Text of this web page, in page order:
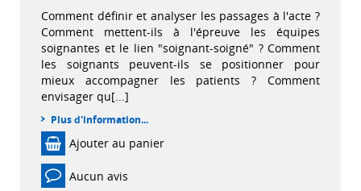
Comment définir et analyser les passages à l'acte ?
Comment mettent-ils à l'épreuve les équipes
soignantes et le lien "soignant-soigné" ? Comment
les soignants peuvent-ils se positionner pour
mieux accompagner les patients ? Comment
envisager qu[...]
Plus d'information...
Ajouter au panier
Aucun avis